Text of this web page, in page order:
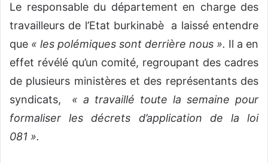
Le responsable du département en charge des
travailleurs de l’Etat burkinabè a laissé entendre
que « les polémiques sont derrière nous ». Il a en
effet révélé qu’un comité, regroupant des cadres
de plusieurs ministères et des représentants des
syndicats, « a travaillé toute la semaine pour
formaliser les décrets d’application de la loi
081 ».